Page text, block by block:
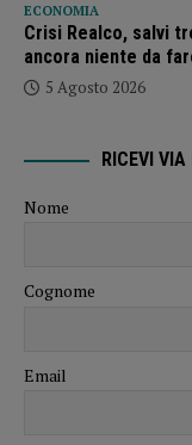
ECONOMIA
Crisi Realco, salvi
ancora niente da
5 Agosto 2026
RICEVI
Nome
Cognome
Email